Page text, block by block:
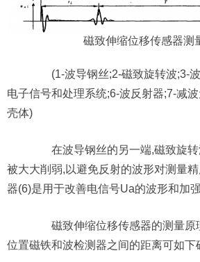
磁致伸缩位移传感器测
(1-波导钢丝;2-磁致旋转波;3-波
电子信号和处理系统;6-波反射器;7-减
壳体)
在波导钢丝的另一端,磁致旋转
被大大削弱,以避免反射的波形对测量
器(6)是用于改善电信号Ua的波形和加
磁致伸缩位移传感器的测量原
位置磁铁和波检测器之间的距离可如下